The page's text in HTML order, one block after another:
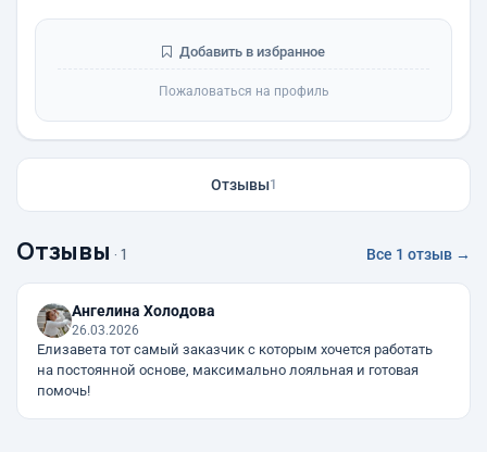
Добавить в избранное
Пожаловаться на профиль
Отзывы1
Отзывы · 1 Все 1 отзыв →
Ангелина Холодова
26.03.2026
Елизавета тот самый заказчик с которым хочется работать
на постоянной основе, максимально лояльная и готовая
помочь!